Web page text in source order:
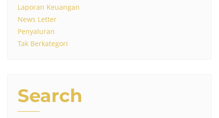
Laporan Keuangan
News Letter
Penyaluran
Tak Berkategori
Search